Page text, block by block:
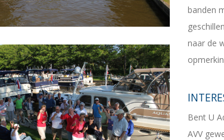
banden
naar de
Bent U
AVV